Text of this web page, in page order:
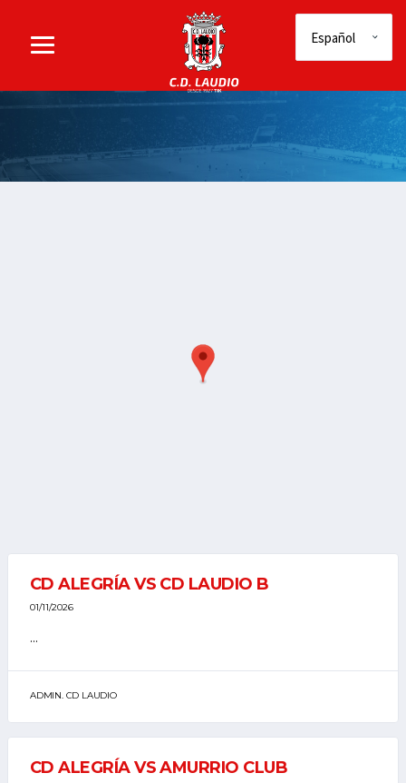
CD ALEGRÍA VS CD LAUDIO B
01/11/2026
...
ADMIN. CD LAUDIO
CD ALEGRÍA VS AMURRIO CLUB